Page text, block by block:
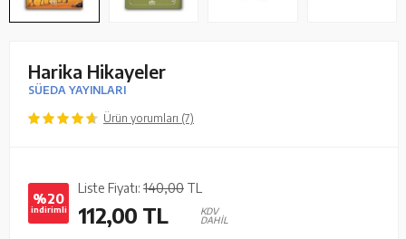
Harika Hikayeler
SÜEDA YAYINLARI
Ürün yorumları (7)
%20
indirimli
Liste Fiyatı: 140,00 TL
112,00 TL
KDV
DAHİL